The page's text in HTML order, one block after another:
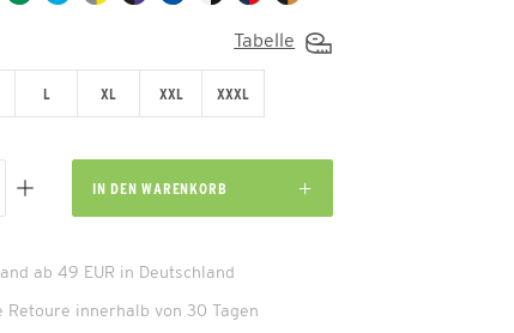
Tabelle
L XL XXL XXXL
IN DEN WARENKORB
ab 49 EUR in Deutschland
Retoure innerhalb von 30 Tagen